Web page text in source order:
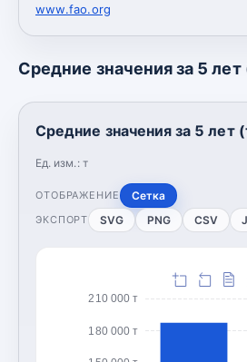
www.fao.org
Средние значения за 5 лет
Средние значения за 5 лет
Ед. изм.: т
ОТОБРАЖЕНИЕ Сетка
ЭКСПОРТ SVG PNG CSV
180 000 т
210 000 т